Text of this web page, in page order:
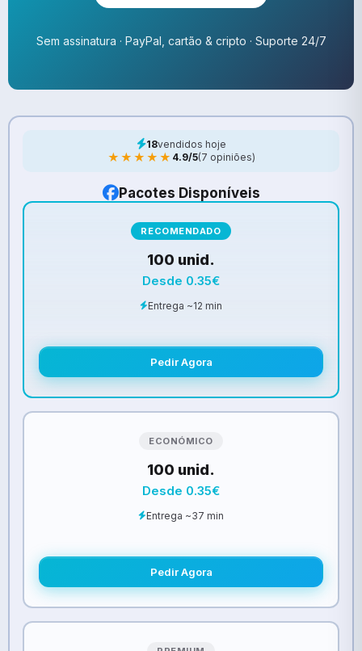
Sem assinatura · PayPal, cartão & cripto · Suporte 24/7
18vendidos hoje
★★★★★ 4.9/5(7 opiniões)
Pacotes Disponíveis
ECONÓMICO
100 unid.
Desde 0.35€
Entrega ~37 min
Pedir Agora
RECOMENDADO
100 unid.
Desde 0.35€
Entrega ~12 min
Pedir Agora